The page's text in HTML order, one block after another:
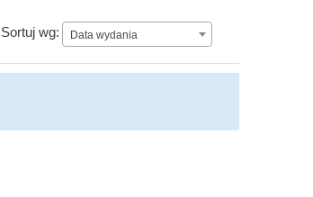
Sortuj wg: Data wydania
Data wydania